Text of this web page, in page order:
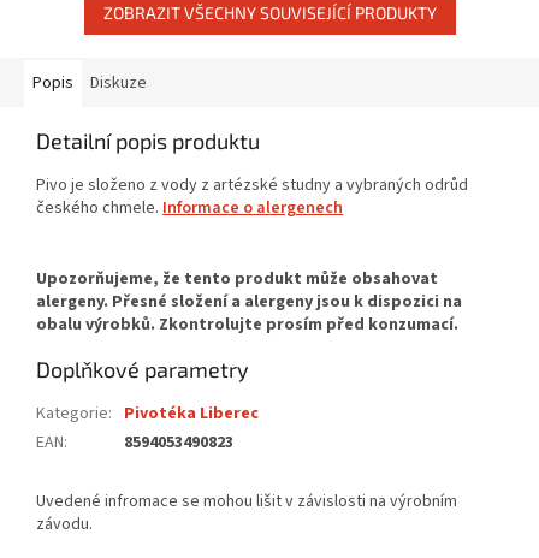
ZOBRAZIT VŠECHNY SOUVISEJÍCÍ PRODUKTY
Popis Diskuze
Detailní popis produktu
Pivo je složeno z vody z artézské studny a vybraných odrůd
českého chmele. Informace o alergenech
Doplňkové parametry
Kategorie: Pivotéka Liberec
EAN: 8594053490823